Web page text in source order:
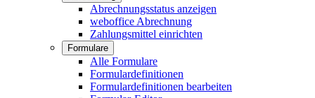
Abrechnungsstatus anzeigen
weboffice Abrechnung
Zahlungsmittel einrichten
Formulare
Alle Formulare
Formulardefinitionen
Formulardefinitionen bearbeiten